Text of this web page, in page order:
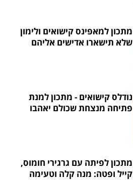
מתכון למאפינס קישואים ולימון
שלא תישארו אדישים אליהם
נודלס קישואים - מתכון למנת
פתיחה מנצחת שכולם יאהבו
מתכון לפיתה עם גרגירי חומוס,
קייל ופטה: מנה קלה וטעימה